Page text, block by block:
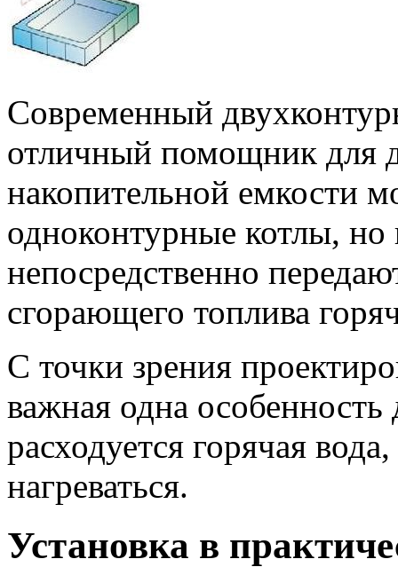
Современный
отличный помощник для
накопительной емкости
одноконтурные котлы,
непосредственно
сгорающего топлива
С точки зрения
важная одна особенность
расходуется горячая
нагреваться.
Установка в